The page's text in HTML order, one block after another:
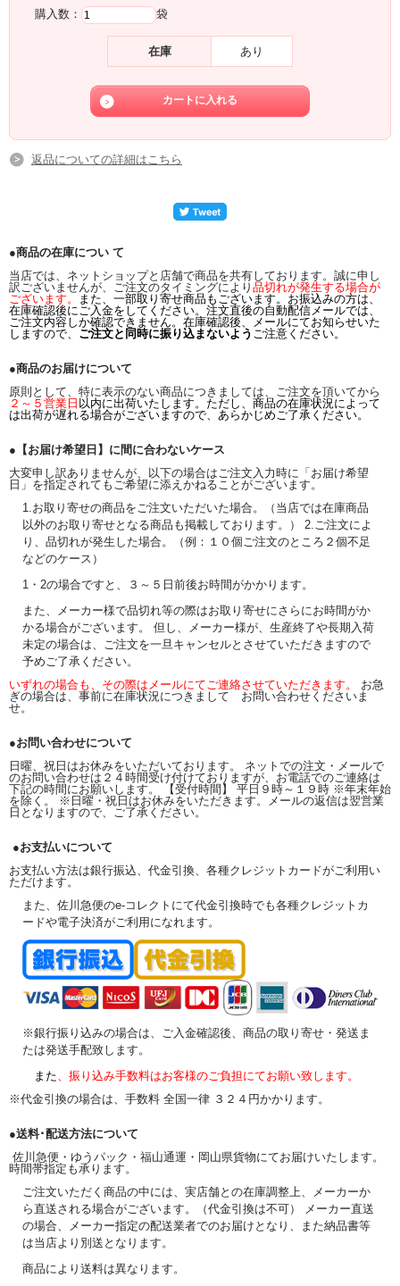
購入数： 袋
在庫 あり
返品についての詳細はこちら
●商品の在庫につい て
当店では、ネットショップと店舗で商品を共有しております。誠に申し
訳ございませんが、ご注文のタイミングにより 品切れが発生する場合が
ございます。
また、一部取り寄せ商品もございます。お振込みの方は、
在庫確認後にご入金をしてください。注文直後の自動配信メールでは、
ご注文内容しか確認できません。在庫確認後、メールにてお知らせいた
しますので、 ご注文と同時に振り込まないよう ご注意ください。
●商品のお届けについて
原則として、特に表示のない商品につきましては、ご注文を頂いてから
２～５営業日 以内に出荷いたします。ただし、商品の在庫状況によって
は出荷が遅れる場合がございますので、あらかじめご了承ください。
●【お届け希望日】に間に合わないケース
大変申し訳ありませんが、以下の場合はご注文入力時に「お届け希望
日」を指定されてもご希望に添えかねることがございます。
1.お取り寄せの商品をご注文いただいた場合。（当店では在庫商品
以外のお取り寄せとなる商品も掲載しております。） 2.ご注文によ
り、品切れが発生した場合。（例：１０個ご注文のところ２個不足
などのケース）
1・2の場合ですと、３～５日前後お時間がかかります。
また、メーカー様で品切れ等の際はお取り寄せにさらにお時間がか
かる場合がございます。 但し、メーカー様が、生産終了や長期入荷
未定の場合は、ご注文を一旦キャンセルとさせていただきますので
予めご了承ください。
いずれの場合も、その際はメールにてご連絡させていただきます。 お急
ぎの場合は、事前に在庫状況につきまして お問い合わせくださいま
せ。
●お問い合わせについて
日曜、祝日はお休みをいただいております。 ネットでの注文・メールで
のお問い合わせは２４時間受け付けておりますが、お電話でのご連絡は
下記の時間にお願いします。 【受付時間】 平日９時～１９時 ※年末年始
を除く。 ※日曜・祝日はお休みをいただきます。メールの返信は翌営業
日となりますので、ご了承ください。
●お支払いについて
お支払い方法は銀行振込、代金引換、各種クレジットカードがご利用い
ただけます。
また、佐川急便のe-コレクトにて代金引換時でも各種クレジットカ
ードや電子決済がご利用になれます。
※銀行振り込みの場合は、ご入金確認後、商品の取り寄せ・発送ま
たは発送手配致します。
また 、振り込み手数料はお客様のご負担にてお願い致します。
※代金引換の場合は、手数料 全国一律 ３２４円かかります。
●送料･配送方法について
佐川急便・ゆうパック・福山通運・岡山県貨物にてお届けいたします。
時間帯指定も承ります。
ご注文いただく商品の中には、実店舗との在庫調整上、メーカーか
ら直送される場合がございます。（代金引換は不可） メーカー直送
の場合、メーカー指定の配送業者でのお届けとなり、また納品書等
は当店より別送となります。
商品により送料は異なります。